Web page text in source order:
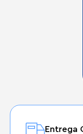
Entrega